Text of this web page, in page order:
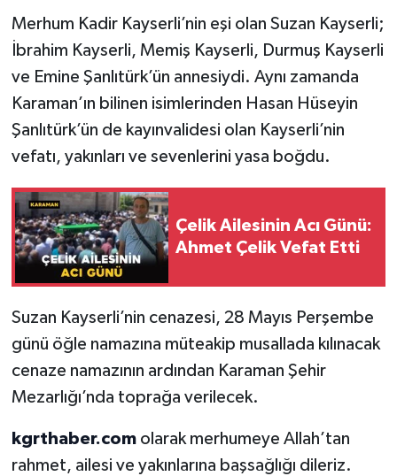
Merhum Kadir Kayserli’nin eşi olan Suzan Kayserli;
İbrahim Kayserli, Memiş Kayserli, Durmuş Kayserli
ve Emine Şanlıtürk’ün annesiydi. Aynı zamanda
Karaman’ın bilinen isimlerinden Hasan Hüseyin
Şanlıtürk’ün de kayınvalidesi olan Kayserli’nin
vefatı, yakınları ve sevenlerini yasa boğdu.
Çelik Ailesinin Acı Günü:
Ahmet Çelik Vefat Etti
Suzan Kayserli’nin cenazesi, 28 Mayıs Perşembe
günü öğle namazına müteakip musallada kılınacak
cenaze namazının ardından Karaman Şehir
Mezarlığı’nda toprağa verilecek.
kgrthaber.comolarak merhumeye Allah’tan
rahmet, ailesi ve yakınlarına başsağlığı dileriz.